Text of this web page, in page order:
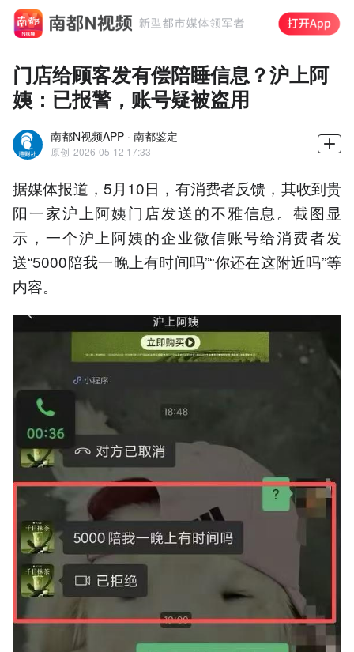
门店给顾客发有偿陪睡信息？沪上阿
姨：已报警，账号疑被盗用
南都N视频APP · 南都鉴定
原创 2026-05-12 17:33
据媒体报道，5月10日，有消费者反馈，其收到贵
阳一家沪上阿姨门店发送的不雅信息。截图显
示，一个沪上阿姨的企业微信账号给消费者发
送“5000陪我一晚上有时间吗”“你还在这附近吗”等
内容。